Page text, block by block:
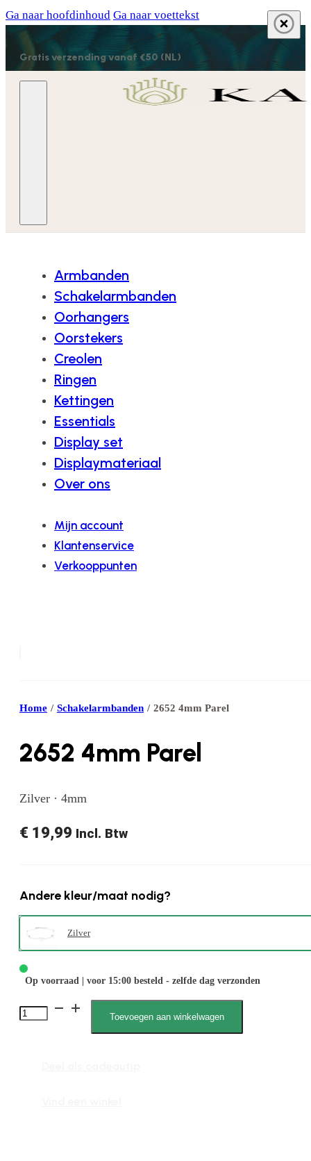
Ga naar hoofdinhoud Ga naar voettekst
Gratis verzending vanaf €50 (NL)
Armbanden
Schakelarmbanden
Oorhangers
Oorstekers
Creolen
Ringen
Kettingen
Essentials
Display set
Displaymateriaal
Over ons
Mijn account
Klantenservice
Verkooppunten
Home / Schakelarmbanden / 2652 4mm Parel
2652 4mm Parel
Zilver · 4mm
€ 19,99 Incl. Btw
Andere kleur/maat nodig?
Zilver
Op voorraad | voor 15:00 besteld - zelfde dag verzonden
2652
Toevoegen aan winkelwagen